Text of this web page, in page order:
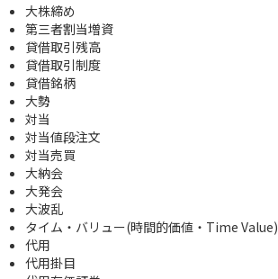
大株締め
第三者割当増資
貸借取引残高
貸借取引制度
貸借銘柄
大勢
対当
対当値段注文
対当売買
大納会
大発会
大波乱
タイム・バリュー(時間的価値・Time Value)
代用
代用掛目